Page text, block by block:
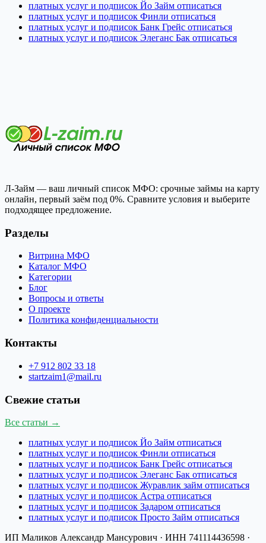
платных услуг и подписок Йо Займ отписаться
платных услуг и подписок Финли отписаться
платных услуг и подписок Банк Грейс отписаться
платных услуг и подписок Элеганс Бак отписаться
Л-Займ — ваш личный список МФО: срочные займы на карту
онлайн, первый заём под 0%. Сравните условия и выберите
подходящее предложение.
Разделы
Витрина МФО
Каталог МФО
Категории
Блог
Вопросы и ответы
О проекте
Политика конфиденциальности
Контакты
+7 912 802 33 18
startzaim1@mail.ru
Свежие статьи
Все статьи →
платных услуг и подписок Йо Займ отписаться
платных услуг и подписок Финли отписаться
платных услуг и подписок Банк Грейс отписаться
платных услуг и подписок Элеганс Бак отписаться
платных услуг и подписок Журавлик займ отписаться
платных услуг и подписок Астра отписаться
платных услуг и подписок Задаром отписаться
платных услуг и подписок Просто Займ отписаться
ИП Маликов Александр Мансурович · ИНН 741114436598 ·